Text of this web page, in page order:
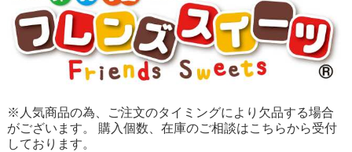
※人気商品の為、ご注文のタイミングにより欠品する場合
がございます。 購入個数、在庫のご相談はこちらから受付
しております。